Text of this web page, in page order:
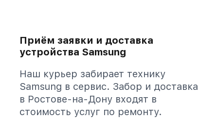
Приём заявки и доставка
устройства Samsung
Наш курьер забирает технику
Samsung в сервис. Забор и доставка
в Ростове-на-Дону входят в
стоимость услуг по ремонту.